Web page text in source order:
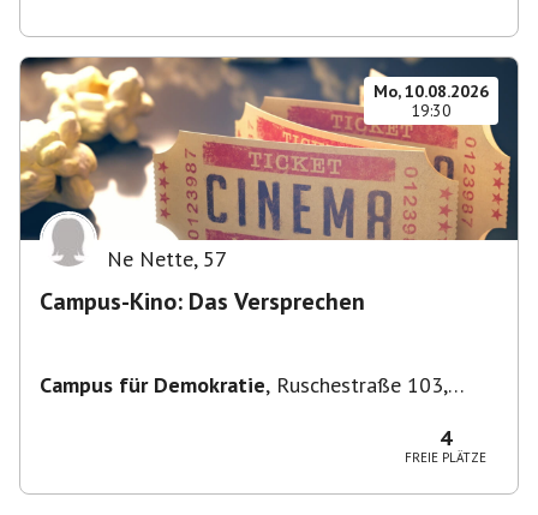
Mo, 10.08.2026
19:30
Ne Nette, 57
Campus-Kino: Das Versprechen
Campus für Demokratie, Ruschestraße 103,
4
FREIE PLÄTZE